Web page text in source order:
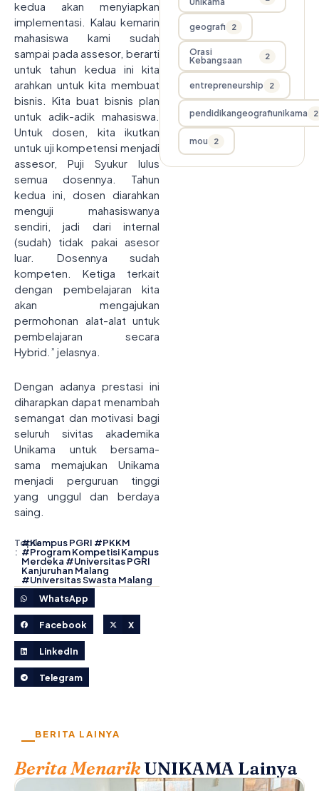
kedua akan menyiapkan
implementasi. Kalau kemarin
mahasiswa kami sudah
sampai pada assesor, berarti
untuk tahun kedua ini kita
arahkan untuk kita membuat
bisnis. Kita buat bisnis plan
untuk adik-adik mahasiswa.
Untuk dosen, kita ikutkan
untuk uji kompetensi menjadi
assesor, Puji Syukur lulus
semua dosennya. Tahun
kedua ini, dosen diarahkan
menguji mahasiswanya
sendiri, jadi dari internal
(sudah) tidak pakai asesor
luar. Dosennya sudah
kompeten. Ketiga terkait
dengan pembelajaran kita
akan mengajukan
permohonan alat-alat untuk
pembelajaran secara
Hybrid.” jelasnya.
Dengan adanya prestasi ini
diharapkan dapat menambah
semangat dan motivasi bagi
seluruh sivitas akademika
Unikama untuk bersama-
sama memajukan Unikama
menjadi perguruan tinggi
yang unggul dan berdaya
saing.
Topik
:
#Kampus PGRI #PKKM
#Program Kompetisi Kampus
Merdeka #Universitas PGRI
Kanjuruhan Malang
#Universitas Swasta Malang
WhatsApp
Facebook X
LinkedIn
Telegram
geografi 2
Orasi
Kebangsaan
2
entrepreneurship 2
pendidikangeografiunikama 2
mou 2
BERITA LAINYA
Berita Menarik UNIKAMA Lainya